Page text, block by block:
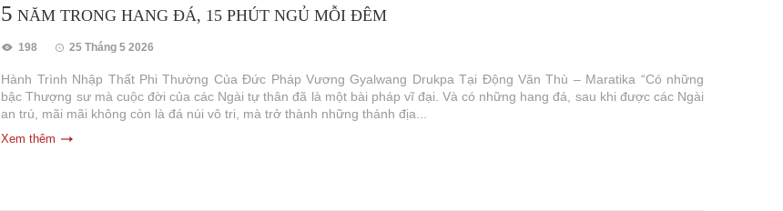
5 NĂM TRONG HANG ĐÁ, 15 PHÚT NGỦ MỖI ĐÊM
198 25 Tháng 5 2026
Hành Trình Nhập Thất Phi Thường Của Đức Pháp Vương Gyalwang Drukpa Tại Động Văn Thù – Maratika “Có những
bậc Thượng sư mà cuộc đời của các Ngài tự thân đã là một bài pháp vĩ đại. Và có những hang đá, sau khi được các Ngài
an trú, mãi mãi không còn là đá núi vô tri, mà trở thành những thánh địa...
Xem thêm